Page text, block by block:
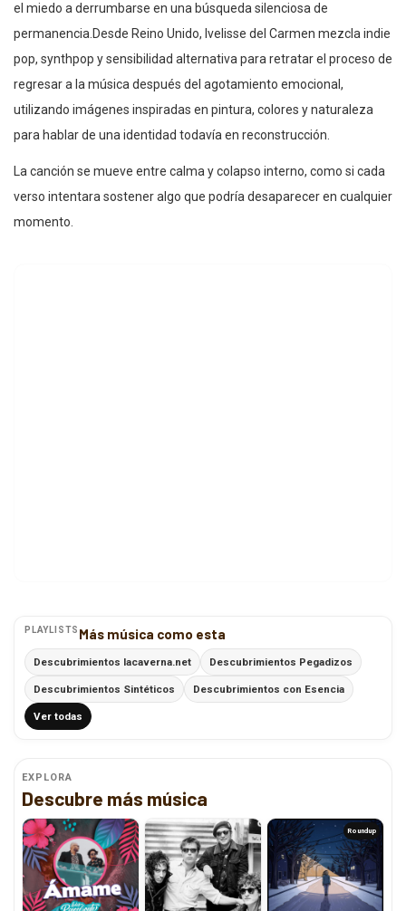
el miedo a derrumbarse en una búsqueda silenciosa de
permanencia.Desde Reino Unido, Ivelisse del Carmen mezcla indie
pop, synthpop y sensibilidad alternativa para retratar el proceso de
regresar a la música después del agotamiento emocional,
utilizando imágenes inspiradas en pintura, colores y naturaleza
para hablar de una identidad todavía en reconstrucción.
La canción se mueve entre calma y colapso interno, como si cada
verso intentara sostener algo que podría desaparecer en cualquier
momento.
PLAYLISTS Más música como esta
Descubrimientos lacaverna.net Descubrimientos Pegadizos
Descubrimientos Sintéticos Descubrimientos con Esencia
Ver todas
EXPLORA
Descubre más música
Roundup